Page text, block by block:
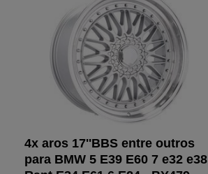
4x aros 17''BBS entre outros
para BMW 5 E39 E60 7 e32 e38